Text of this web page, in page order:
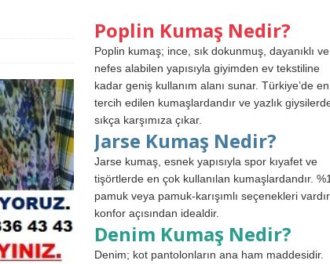
Poplin Kumaş Nedir?
Poplin kumaş; ince, sık dokunmuş, dayanıklı ve
nefes alabilen yapısıyla giyimden ev tekstiline
kadar geniş kullanım alanı sunar. Türkiye’de
tercih edilen kumaşlardandır ve yazlık
sıkça karşımıza çıkar.
Jarse Kumaş Nedir?
Jarse kumaş, esnek yapısıyla spor kıyafet ve
tişörtlerde en çok kullanılan kumaşlardandır.
pamuk veya pamuk-karışımlı seçenekleri
konfor açısından idealdir.
Denim Kumaş Nedir?
Denim; kot pantolonların ana ham maddesidir.